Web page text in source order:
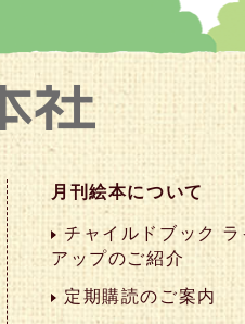
月刊絵本について
チャイルドブック ラ
アップのご紹介
定期購読のご案内